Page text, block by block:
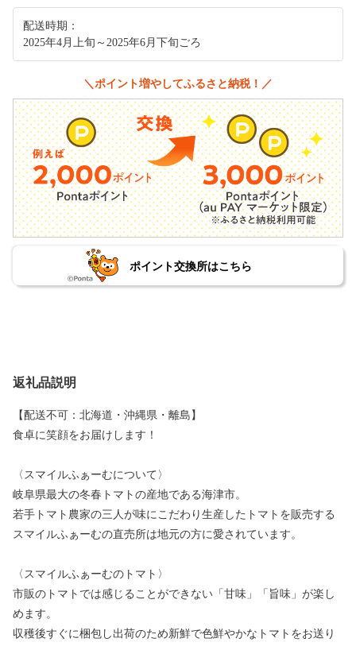
配送時期：
2025年4月上旬～2025年6月下旬ごろ
＼ポイント増やしてふるさと納税！／
ポイント交換所はこちら
返礼品説明
【配送不可：北海道・沖縄県・離島】
食卓に笑顔をお届けします！
〈スマイルふぁーむについて〉
岐阜県最大の冬春トマトの産地である海津市。
若手トマト農家の三人が味にこだわり生産したトマトを販売する
スマイルふぁーむの直売所は地元の方に愛されています。
〈スマイルふぁーむのトマト〉
市販のトマトでは感じることができない「甘味」「旨味」が楽し
めます。
収穫後すぐに梱包し出荷のため新鮮で色鮮やかなトマトをお送り